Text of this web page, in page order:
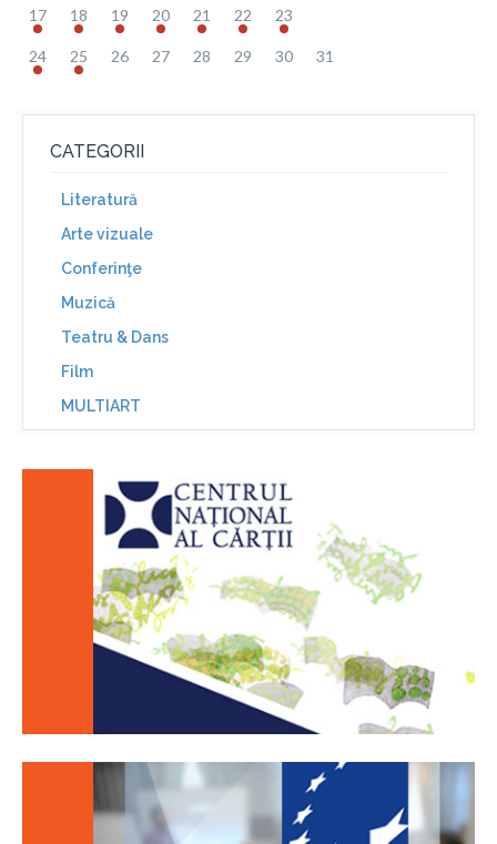
17 18 19 20 21 22 23
24 25 26 27 28 29 30 31
CATEGORII
Literatură
Arte vizuale
Conferinţe
Muzică
Teatru & Dans
Film
MULTIART